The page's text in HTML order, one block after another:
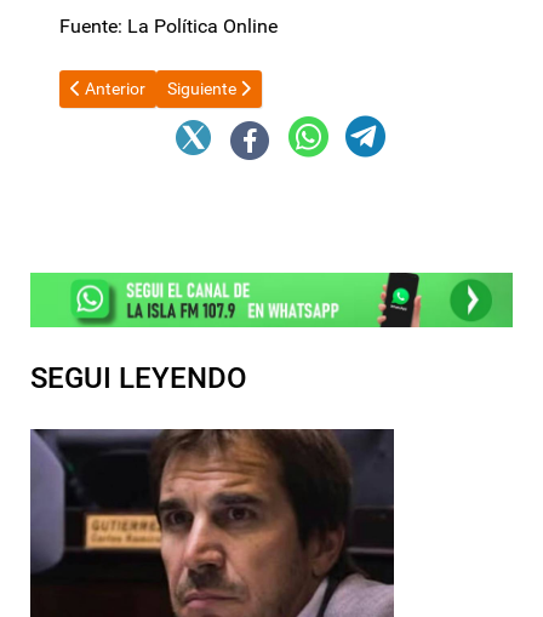
Fuente: La Política Online
Artículo anterior: El Gobierno designó gendarmes y otros
Anterior Artículo siguiente: Se concretó la primera
Siguiente
SEGUI LEYENDO